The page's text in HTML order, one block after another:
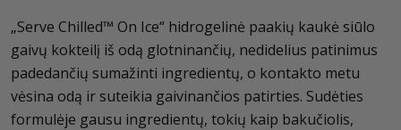
„Serve Chilled™ On Ice“ hidrogelinė paakių kaukė siūlo
gaivų kokteilį iš odą glotninančių, nedidelius patinimus
padedančių sumažinti ingredientų, o kontakto metu
vėsina odą ir suteikia gaivinančios patirties. Sudėties
formulėje gausu ingredientų, tokių kaip bakučiolis,